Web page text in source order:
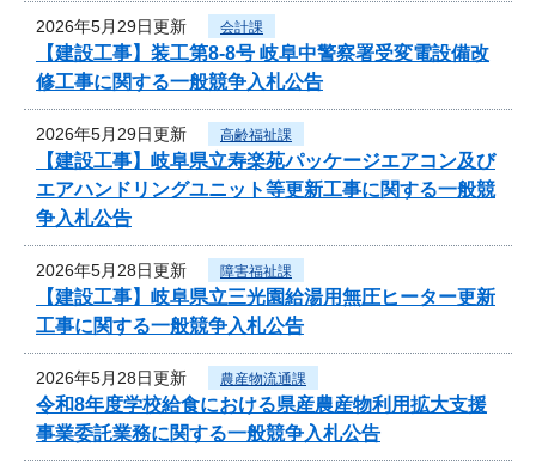
2026年5月29日更新 会計課
【建設工事】装工第8-8号 岐阜中警察署受変電設備改
修工事に関する一般競争入札公告
2026年5月29日更新 高齢福祉課
【建設工事】岐阜県立寿楽苑パッケージエアコン及び
エアハンドリングユニット等更新工事に関する一般競
争入札公告
2026年5月28日更新 障害福祉課
【建設工事】岐阜県立三光園給湯用無圧ヒーター更新
工事に関する一般競争入札公告
2026年5月28日更新 農産物流通課
令和8年度学校給食における県産農産物利用拡大支援
事業委託業務に関する一般競争入札公告